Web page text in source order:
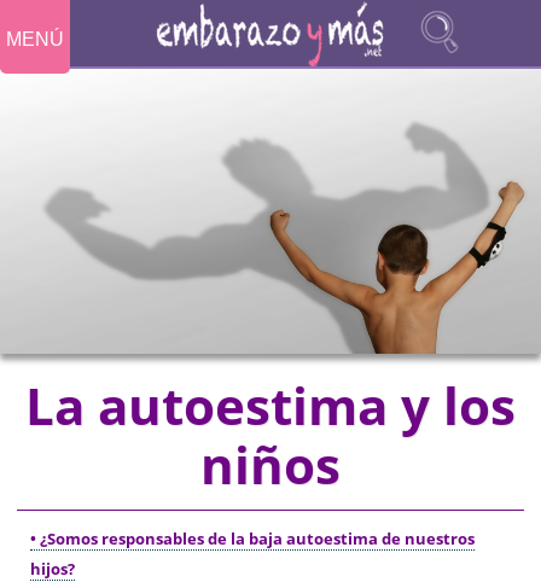
MENÚ
La autoestima y los
niños
• ¿Somos responsables de la baja autoestima de nuestros
hijos?